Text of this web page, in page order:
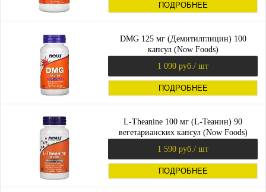
ПОДРОБНЕЕ
DMG 125 мг (Демитилглицин) 100
капсул (Now Foods)
1 090 руб. / шт
ПОДРОБНЕЕ
L-Theanine 100 мг (L-Теанин) 90
вегетарианских капсул (Now Foods)
1 590 руб. / шт
ПОДРОБНЕЕ